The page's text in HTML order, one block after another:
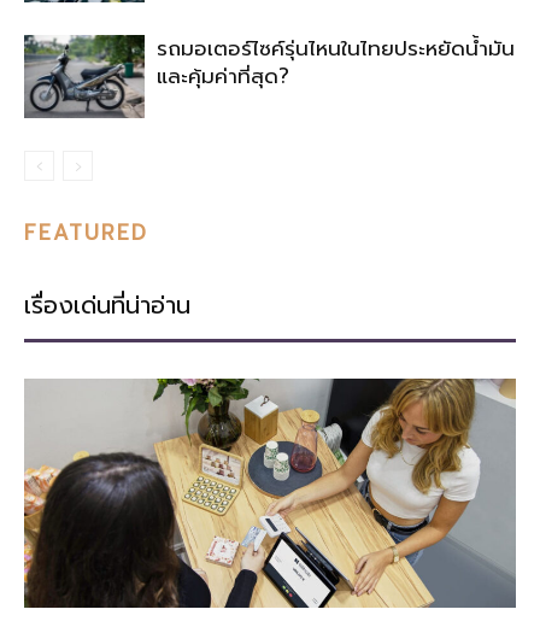
รถมอเตอร์ไซค์รุ่นไหนในไทยประหยัดน้ำมัน
และคุ้มค่าที่สุด?
FEATURED
เรื่องเด่นที่น่าอ่าน